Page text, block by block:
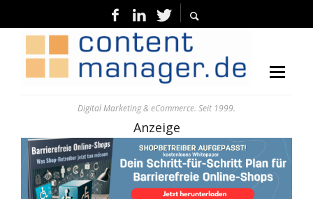
Digital Marketing & eCommerce. Seit 1999.
Anzeige